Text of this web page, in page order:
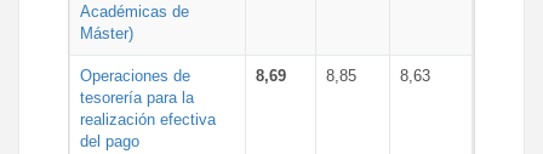
Académicas de
Máster)
Operaciones de
tesorería para la
realización efectiva
del pago
8,69 8,85 8,63